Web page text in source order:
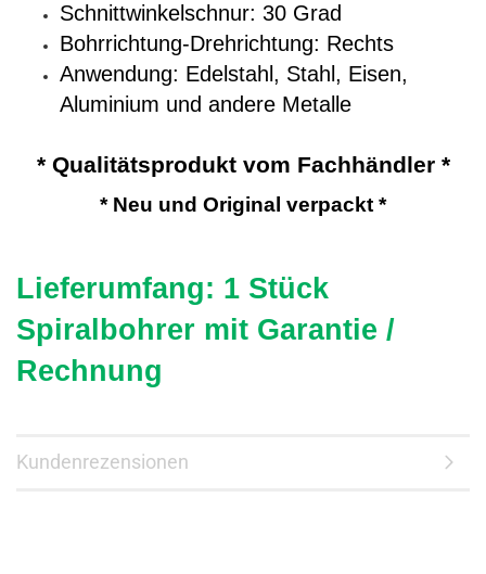
Schnittwinkelschnur: 30 Grad
Bohrrichtung-Drehrichtung: Rechts
Anwendung: Edelstahl, Stahl, Eisen,
Aluminium und andere Metalle
* Qualitätsprodukt vom Fachhändler *
* Neu und Original verpackt *
Lieferumfang: 1 Stück
Spiralbohrer mit Garantie /
Rechnung
Kundenrezensionen